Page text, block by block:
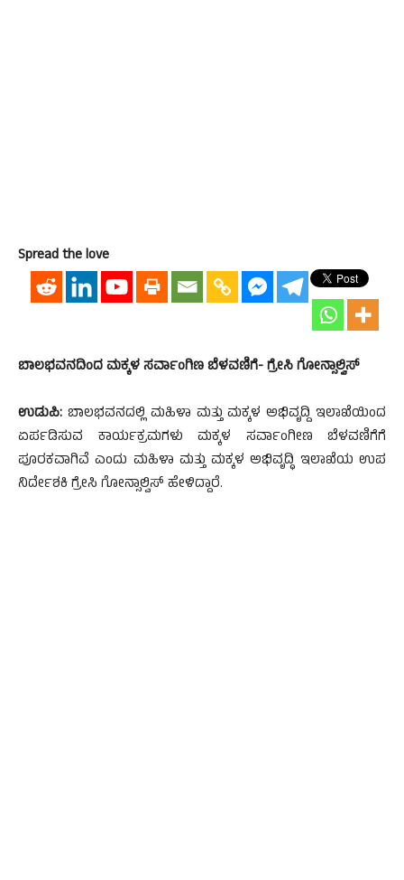
Spread the love
ಬಾಲಭವನದಿಂದ ಮಕ್ಕಳ ಸರ್ವಾಂಗಿಣ ಬೆಳವಣಿಗೆ- ಗ್ರೇಸಿ ಗೋನ್ಸಾಲ್ವಿಸ್
ಉಡುಪಿ: ಬಾಲಭವನದಲ್ಲಿ ಮಹಿಳಾ ಮತ್ತು ಮಕ್ಕಳ ಅಭಿವೃದ್ದಿ ಇಲಾಖೆಯಿಂದ
ಏರ್ಪಡಿಸುವ ಕಾರ್ಯಕ್ರಮಗಳು ಮಕ್ಕಳ ಸರ್ವಾಂಗೀಣ ಬೆಳವಣಿಗೆಗೆ
ಪೂರಕವಾಗಿವೆ ಎಂದು ಮಹಿಳಾ ಮತ್ತು ಮಕ್ಕಳ ಅಭಿವೃದ್ಧಿ ಇಲಾಖೆಯ ಉಪ
ನಿರ್ದೇಶಕಿ ಗ್ರೇಸಿ ಗೋನ್ಸಾಲ್ವಿಸ್ ಹೇಳಿದ್ದಾರೆ.